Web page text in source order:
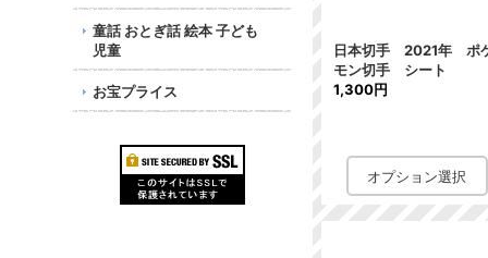
童話 おとぎ話 絵本 子ども
児童
お宝プライス
日本切手 2021年 ポ
モン切手 シート
1,300円